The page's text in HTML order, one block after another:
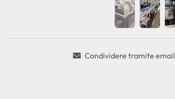
Condividere tramite email